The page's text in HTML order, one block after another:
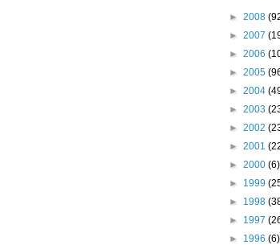
► 2008
► 2007
► 2006
► 2005
► 2004
► 2003
► 2002
► 2001
► 2000 (6)
► 1999
► 1998
► 1997
► 1996 (6)